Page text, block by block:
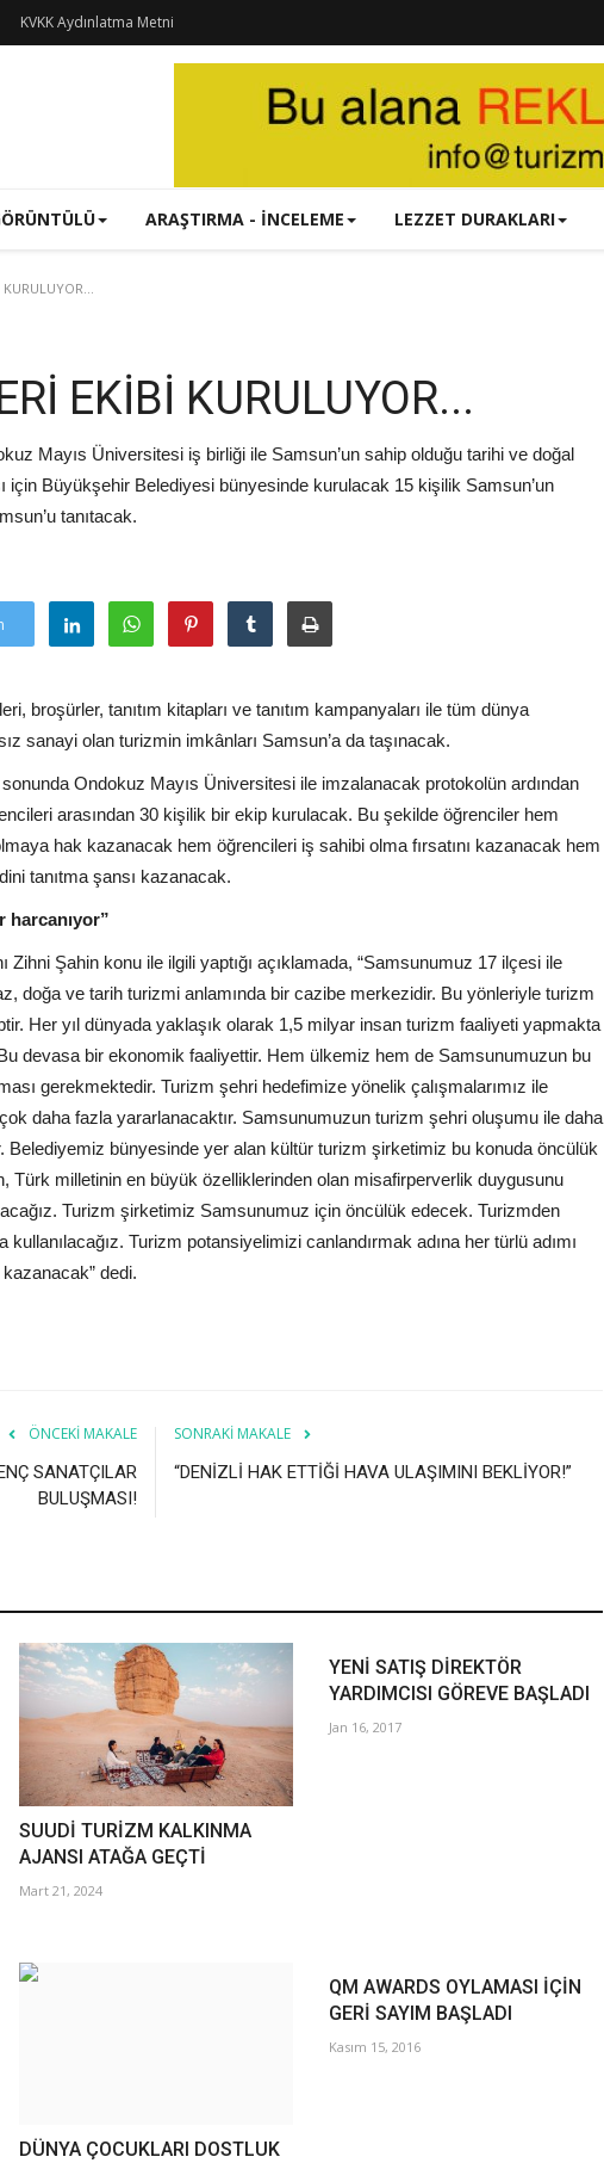
KVKK Aydınlatma Metni
ARAŞTIRMA - İNCELEME LEZZET DURAKLARI
EKİBİ KURULUYOR...
Mayıs Üniversitesi iş birliği ile Samsun’un sahip olduğu tarihi ve doğal
için Büyükşehir Belediyesi bünyesinde kurulacak 15 kişilik Samsun’un
tanıtacak.
broşürler, tanıtım kitapları ve tanıtım kampanyaları ile tüm dünya
sanayi olan turizmin imkânları Samsun’a da taşınacak.
Ondokuz Mayıs Üniversitesi ile imzalanacak protokolün ardından
arasından 30 kişilik bir ekip kurulacak. Bu şekilde öğrenciler hem
hak kazanacak hem öğrencileri iş sahibi olma fırsatını kazanacak hem
tanıtma şansı kazanacak.
harcanıyor”
Şahin konu ile ilgili yaptığı açıklamada, “Samsunumuz 17 ilçesi ile
doğa ve tarih turizmi anlamında bir cazibe merkezidir. Bu yönleriyle turizm
Her yıl dünyada yaklaşık olarak 1,5 milyar insan turizm faaliyeti yapmakta
devasa bir ekonomik faaliyettir. Hem ülkemiz hem de Samsunumuzun bu
gerekmektedir. Turizm şehri hedefimize yönelik çalışmalarımız ile
daha fazla yararlanacaktır. Samsunumuzun turizm şehri oluşumu ile daha
Belediyemiz bünyesinde yer alan kültür turizm şirketimiz bu konuda öncülük
Türk milletinin en büyük özelliklerinden olan misafirperverlik duygusunu
Turizm şirketimiz Samsunumuz için öncülük edecek. Turizmden
kullanılacağız. Turizm potansiyelimizi canlandırmak adına her türlü adımı
dedi.
ÖNCEKI MAKALE
SANATÇILAR
BULUŞMASI!
SONRAKI MAKALE
“DENİZLİ HAK ETTİĞİ HAVA ULAŞIMINI BEKLİYOR!”
SUUDİ TURİZM KALKINMA
AJANSI ATAĞA GEÇTİ
Mart 21, 2024
YENİ SATIŞ DİREKTÖR
YARDIMCISI GÖREVE BAŞLADI
Jan 16, 2017
DÜNYA ÇOCUKLARI DOSTLUK
QM AWARDS OYLAMASI İÇİN
GERİ SAYIM BAŞLADI
Kasım 15, 2016